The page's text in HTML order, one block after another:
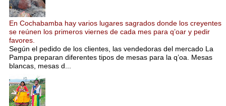
En Cochabamba hay varios lugares sagrados donde los creyentes
se reúnen los primeros viernes de cada mes para q’oar y pedir
favores.
Según el pedido de los clientes, las vendedoras del mercado La
Pampa preparan diferentes tipos de mesas para la q’oa. Mesas
blancas, mesas d...